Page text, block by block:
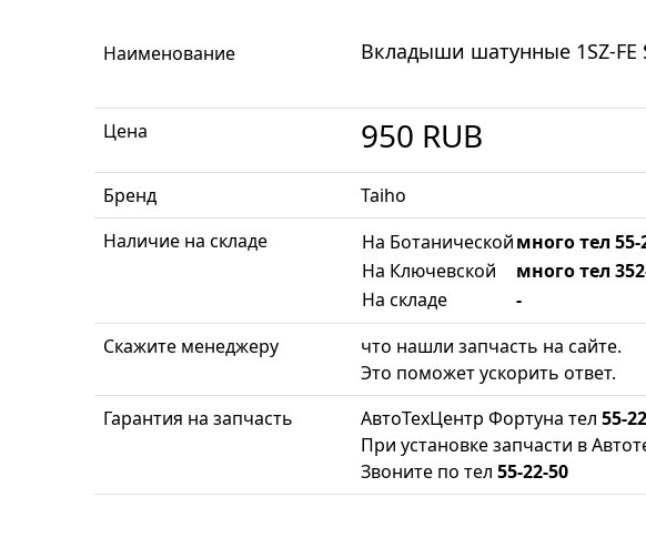
Наименование Вкладыши шатунные 1SZ-FE
Цена 950 RUB
Бренд
Taiho
Наличие на складе
На Ботаническоймного тел 55-
На Ключевской
много тел
На складе
-
Скажите менеджеру
что нашли запчасть на сайте.
Это поможет ускорить ответ.
Гарантия на запчасть
АвтоТехЦентр Фортуна тел 55-
При установке запчасти в
Звоните по тел 55-22-50